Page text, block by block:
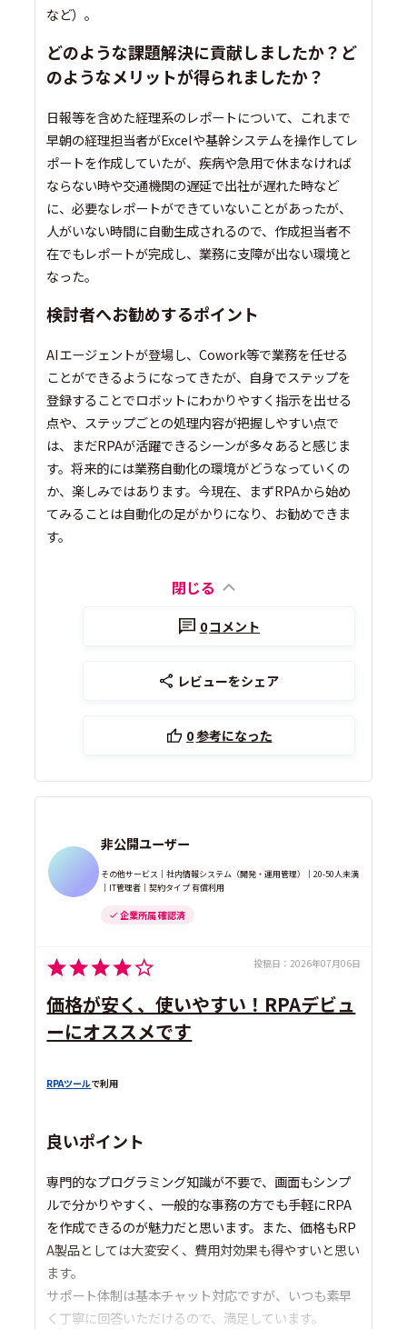
など）。
どのような課題解決に貢献しましたか？ど
のようなメリットが得られましたか？
日報等を含めた経理系のレポートについて、これまで
早朝の経理担当者がExcelや基幹システムを操作してレ
ポートを作成していたが、疾病や急用で休まなければ
ならない時や交通機関の遅延で出社が遅れた時など
に、必要なレポートができていないことがあったが、
人がいない時間に自動生成されるので、作成担当者不
在でもレポートが完成し、業務に支障が出ない環境と
なった。
検討者へお勧めするポイント
AIエージェントが登場し、Cowork等で業務を任せる
ことができるようになってきたが、自身でステップを
登録することでロボットにわかりやすく指示を出せる
点や、ステップごとの処理内容が把握しやすい点で
は、まだRPAが活躍できるシーンが多々あると感じま
す。将来的には業務自動化の環境がどうなっていくの
か、楽しみではあります。今現在、まずRPAから始め
てみることは自動化の足がかりになり、お勧めできま
す。
閉じる
0コメント
レビューをシェア
0参考になった
非公開ユーザー
その他サービス｜社内情報システム（開発・運用管理）｜20-50人未満
｜IT管理者｜契約タイプ 有償利用
企業所属 確認済
投稿日： 2026年07月06日
価格が安く、使いやすい！RPAデビュ
ーにオススメです
RPAツールで利用
良いポイント
専門的なプログラミング知識が不要で、画面もシンプ
ルで分かりやすく、一般的な事務の方でも手軽にRPA
を作成できるのが魅力だと思います。また、価格もRP
A製品としては大変安く、費用対効果も得やすいと思い
ます。
サポート体制は基本チャット対応ですが、いつも素早
く丁寧に回答いただけるので、満足しています。